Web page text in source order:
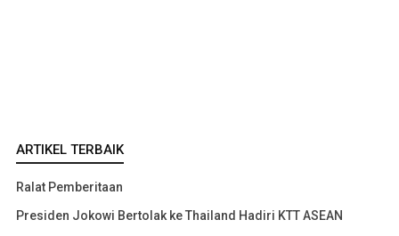
ARTIKEL TERBAIK
Ralat Pemberitaan
Presiden Jokowi Bertolak ke Thailand Hadiri KTT ASEAN